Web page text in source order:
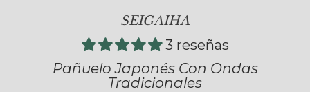
SEIGAIHA
3 reseñas
Pañuelo Japonés Con Ondas
Tradicionales